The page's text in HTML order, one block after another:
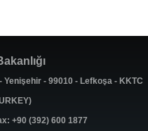
Yenişehir - 99010 - Lefkoşa - KKTC
+90 (392) 600 1877